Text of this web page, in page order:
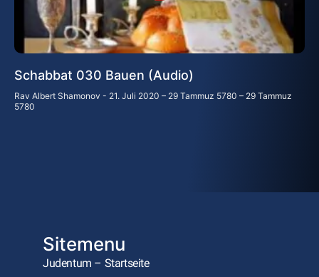
Schabbat 030 Bauen (Audio)
Rav Albert Shamonov
21. Juli 2020 – 29 Tammuz 5780 – 29 Tammuz
5780
Sitemenu
Judentum – Startseite